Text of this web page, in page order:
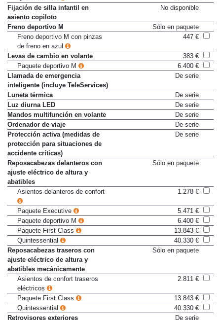
Quintessential
40.330 €
Fijación de silla infantil en
asiento copiloto
Freno deportivo M
Sólo en paquete
Freno deportivo M con pinzas
de freno en azul
Levas de cambio en volante
383 €
Paquete deportivo M
6.400 €
Llamada de emergencia
inteligente (incluye TeleServices)
Luneta térmica
De serie
Luz diurna LED
De serie
Mandos multifunción en volante
De serie
Ordenador de viaje
De serie
Protección activa (medidas de
protección para situaciones de
accidente críticas)
Reposacabezas delanteros con
ajuste eléctrico de altura y
abatibles
Asientos delanteros de confort
Paquete Executive
5.471 €
Paquete deportivo M
6.400 €
Paquete First Class
13.843 €
Quintessential
40.330 €
Reposacabezas traseros con
ajuste eléctrico de altura y
abatibles mecánicamente
Asientos de confort traseros
eléctricos
Paquete First Class
13.843 €
Quintessential
40.330 €